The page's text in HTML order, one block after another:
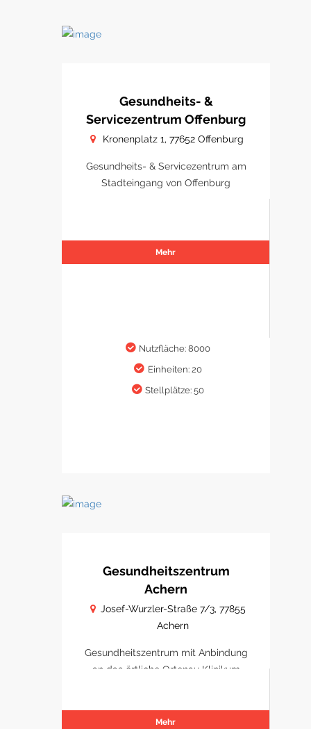
Gesundheits- &
Servicezentrum Offenburg
Kronenplatz 1, 77652 Offenburg
Gesundheits- & Servicezentrum am
Stadteingang von Offenburg
Mehr
Nutzfläche: 8000
Einheiten: 20
Stellplätze: 50
Gesundheitszentrum
Achern
Josef-Wurzler-Straße 7/3, 77855
Achern
Gesundheitszentrum mit Anbindung
an das örtliche Ortenau Klinikum
Mehr